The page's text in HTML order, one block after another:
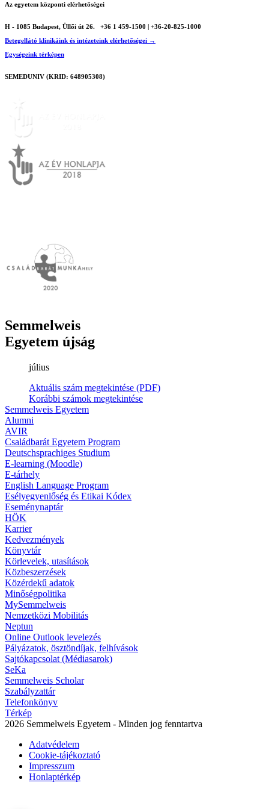
Az egyetem központi elérhetőségei
H - 1085 Budapest, Üllői út 26.
+36 1 459-1500 | +36-20-825-1000
Betegellátó klinikáink és intézeteink elérhetőségei →
Egységeink térképen
SEMEDUNIV (KRID: 648905308)
Semmelweis
Egyetem újság
július
Aktuális szám megtekintése (PDF)
Korábbi számok megtekintése
Semmelweis Egyetem
Alumni
AVIR
Családbarát Egyetem Program
Deutschsprachiges Studium
E-learning (Moodle)
E-tárhely
English Language Program
Esélyegyenlőség és Etikai Kódex
Eseménynaptár
HÖK
Karrier
Kedvezmények
Könyvtár
Körlevelek, utasítások
Közbeszerzések
Közérdekű adatok
Minőségpolitika
MySemmelweis
Nemzetközi Mobilitás
Neptun
Online Outlook levelezés
Pályázatok, ösztöndíjak, felhívások
Sajtókapcsolat (Médiasarok)
SeKa
Semmelweis Scholar
Szabályzattár
Telefonkönyv
Térkép
2026 Semmelweis Egyetem - Minden jog fenntartva
Adatvédelem
Cookie-tájékoztató
Impresszum
Honlaptérkép